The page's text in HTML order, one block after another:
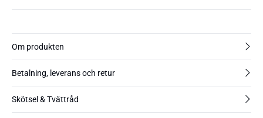
Om produkten
Betalning, leverans och retur
Skötsel & Tvättråd